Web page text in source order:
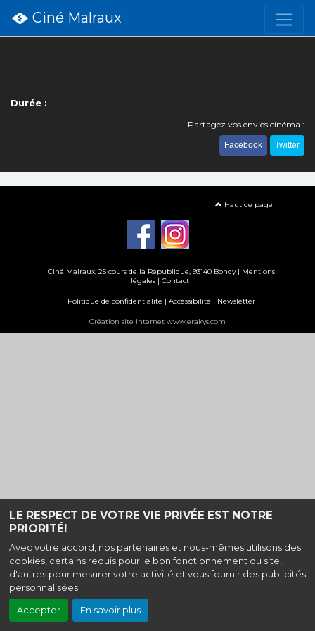
LE RESPECT DE VOTRE VIE PRIVÉE EST NOTRE
PRIORITÉ!
Avec votre accord, nos partenaires et nous-mêmes utilisons des
cookies, certains requis pour le bon fonctionnement du site,
d'autres pour mesurer votre activité et vous fournir des publicités
personnalisées.
Accepter En savoir plus
Ciné Malraux
Durée :
Partagez vos envies cinéma :
Facebook Twitter
Haut de page
Ciné Malraux, 25 cours de la République, 93140 Bondy | Mentions
légales | Contact
Politique de confidentialité | Accéssibilité | Newsletter
Création site internet www.erakys.com